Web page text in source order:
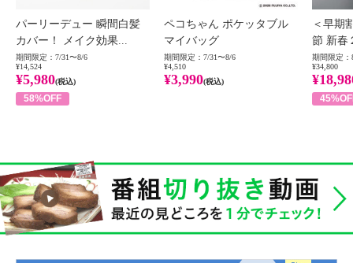
パーリーデュー 瞬間白髪
カバー！ メイク効果...
期間限定：7/31〜8/6
¥14,524
¥5,980(税込)
58%OFF
ペコちゃん ポケッタブル
マイバッグ
期間限定：7/31〜8/6
¥4,510
¥3,990(税込)
＜早期
節 新春
期間限定：
¥34,800